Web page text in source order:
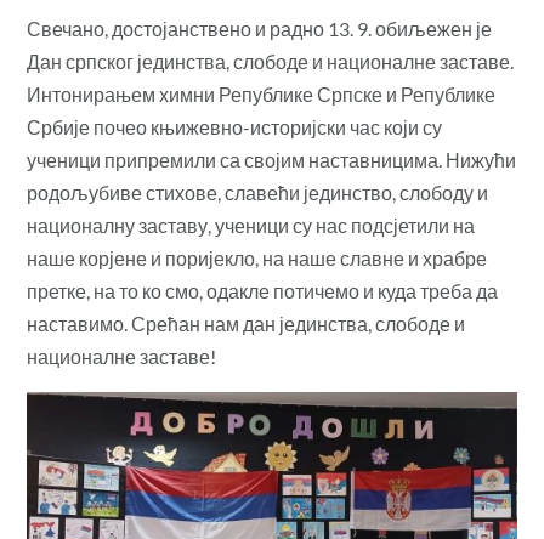
Свечано, достојанствено и радно 13. 9. обиљежен је
Дан српског јединства, слободе и националне заставе.
Интонирањем химни Републике Српске и Републике
Србије почео књижевно-историјски час који су
ученици припремили са својим наставницима. Нижући
родољубиве стихове, славећи јединство, слободу и
националну заставу, ученици су нас подсјетили на
наше корјене и поријекло, на наше славне и храбре
претке, на то ко смо, одакле потичемо и куда треба да
наставимо. Срећан нам дан јединства, слободе и
националне заставе!